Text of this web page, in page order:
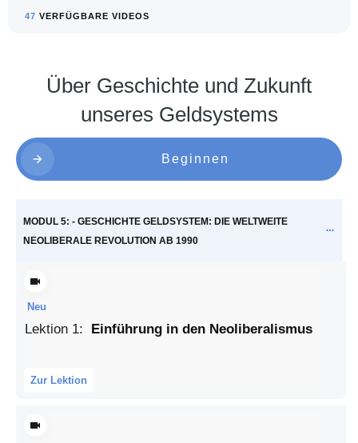
47 VERFÜGBARE VIDEOS
Über Geschichte und Zukunft
unseres Geldsystems
Beginnen
MODUL 5: - GESCHICHTE GELDSYSTEM: DIE WELTWEITE
NEOLIBERALE REVOLUTION AB 1990
Neu
Lektion 1: Einführung in den Neoliberalismus
Zur Lektion